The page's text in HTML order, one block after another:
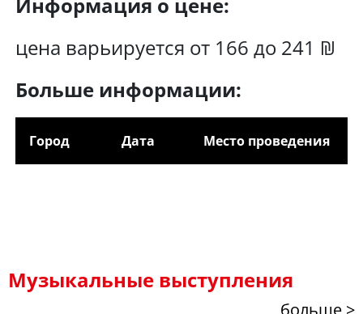
цена варьируется от 166 до 241 ₪
Больше информации:
Город Дата Место проведения
Музыкальные выступления
больше >